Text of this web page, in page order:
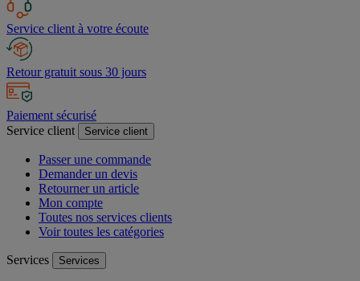
Service client à votre écoute
Retour gratuit sous 30 jours
Paiement sécurisé
Service client
Service client
Passer une commande
Demander un devis
Retourner un article
Mon compte
Toutes nos services clients
Voir toutes les catégories
Services Services